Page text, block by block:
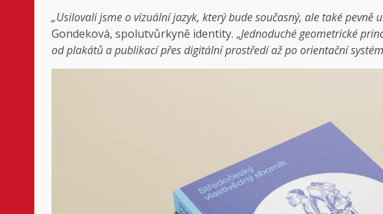
„Usilovali jsme o vizuální jazyk, který bude současný, ale také pevně
Gondeková, spolutvůrkyně identity. „Jednoduché geometrické
od plakátů a publikací přes digitální prostředí až po orientační